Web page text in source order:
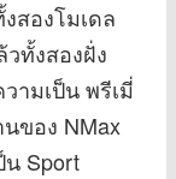
สองโมเดล
ทั้งสองฝั่ง
ามเป็น พรีเมี่
ของ NMax
Sport